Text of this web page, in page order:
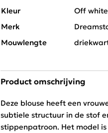
Kleur
Off white
Merk
Mouwlengte
Product omschrijving
Deze blouse heeft een
subtiele structuur in de stof
stippenpatroon. Het model